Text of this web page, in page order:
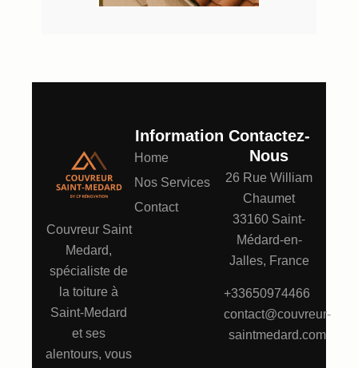
Couvreur Saint
Medard,
spécialiste de
la toiture à
Saint-Medard
et ses
alentours, vous
Information
Home
Nos Services
Contact
Contactez-
Nous
26 Rue William
Chaumet
33160 Saint-
Médard-en-
Jalles, France
+33650974466
contact@couvreur-
saintmedard.com